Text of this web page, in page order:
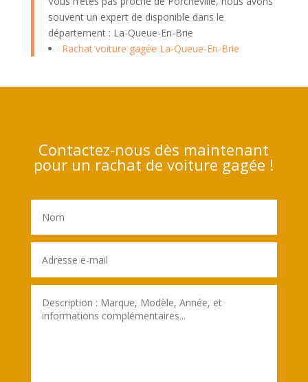
souvent un expert de disponible dans le
département : La-Queue-En-Brie
Rachat voiture gagée La-Queue-En-Brie
Contactez-nous dès maintenant
pour un rachat de voiture gagée !